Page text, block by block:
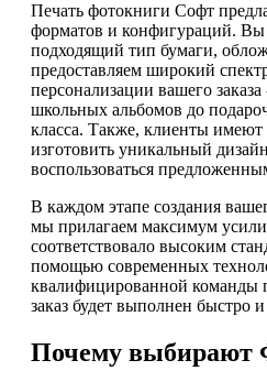
Печать фотокниги Софт
форматов и конфигураций. Вы
подходящий тип бумаги,
предоставляем широкий
персонализации вашего
школьных альбомов до
класса. Также, клиенты имеют
изготовить уникальный
воспользоваться
В каждом этапе создания
мы прилагаем максимум
соответствовало высоким
помощью современных
квалифицированной команды
заказ будет выполнен быстро
Почему выбирают